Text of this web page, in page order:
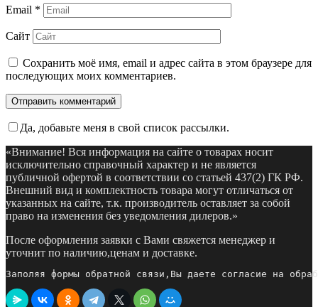
Email *
Сайт
Сохранить моё имя, email и адрес сайта в этом браузере для
последующих моих комментариев.
Да, добавьте меня в свой список рассылки.
«Внимание! Вся информация на сайте о товарах носит
исключительно справочный характер и не является
публичной офертой в соответствии со статьей 437(2) ГК РФ.
Внешний вид и комплектность товара могут отличаться от
указанных на сайте, т.к. производитель оставляет за собой
право на изменения без уведомления дилеров.»
После оформления заявки с Вами свяжется менеджер и
уточнит по наличию,ценам и доставке.
Заполяя формы обратной связи,Вы даете согласие на